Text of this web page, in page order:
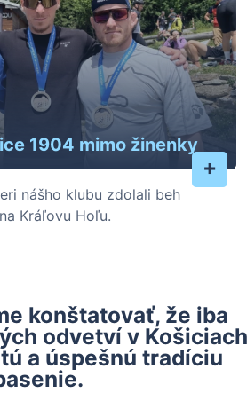
1904 mimo žinenky
+
nášho klubu zdolali beh
Kráľovu Hoľu.
konštatovať, že iba
odvetví v Košiciach
a úspešnú tradíciu